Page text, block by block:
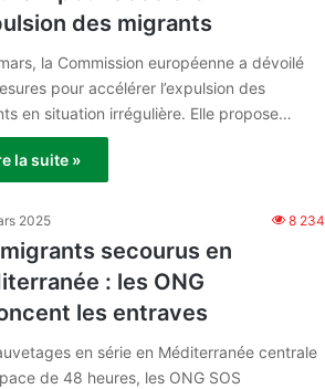
des migrants
la Commission européenne a dévoilé
pour accélérer l’expulsion des
en situation irrégulière. Elle propose…
la suite »
2025 8 234
secourus en
: les ONG
les entraves
en série en Méditerranée centrale
de 48 heures, les ONG SOS